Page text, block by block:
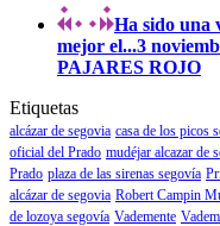
Ha sido una
mejor el...3
PAJARES ROJO
Etiquetas
alcázar de segovia casa de los picos
oficial del Prado mudéjar alcazar de
Prado plaza de las sirenas segovía
alcázar de segovia Robert Campin
de lozoya segovía Vademente